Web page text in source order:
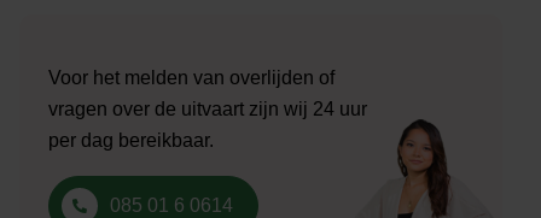
Voor het melden van overlijden of
vragen over de uitvaart zijn wij 24 uur
per dag bereikbaar.
085 01 6 0614